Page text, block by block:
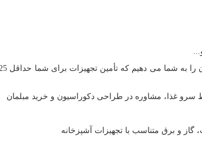
غذا، مشاوره در طراحی دکوراسیون و خرید مبلمان
و برق متناسب با تجهیزات آشپزخانه